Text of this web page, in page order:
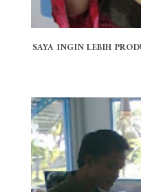
SAYA INGIN LEBIH